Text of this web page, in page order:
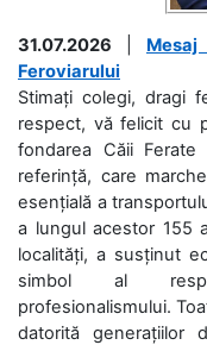
31.07.2026
Feroviarului
Stimați colegi, dragi
respect, vă felicit cu
fondarea Căii
referință, care
esențială a
a lungul acestor 155
localități, a susținut
simbol al
profesionalismului.
datorită generațiilor